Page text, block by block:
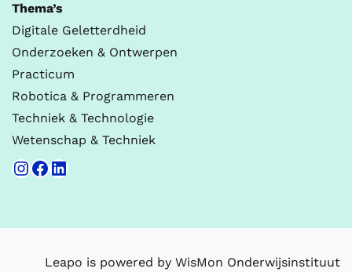
Thema’s
Digitale Geletterdheid
Onderzoeken & Ontwerpen
Practicum
Robotica & Programmeren
Techniek & Technologie
Wetenschap & Techniek
Instagram
Facebook
LinkedIn
Leapo is powered by WisMon Onderwijsinstituut